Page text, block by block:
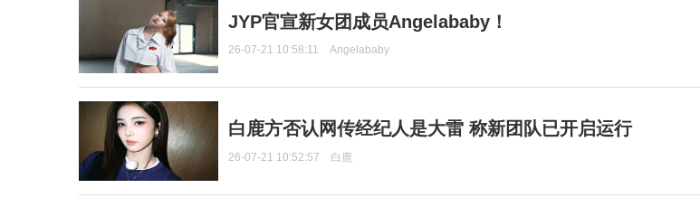
JYP官宣新女团成员Angelababy！
26-07-21 10:58:11 Angelababy
白鹿方否认网传经纪人是大雷 称新团队已开启运行
26-07-21 10:52:57 白鹿